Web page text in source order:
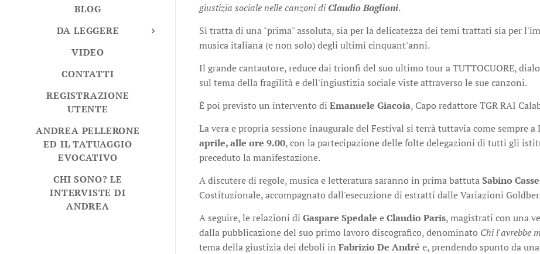
BLOG
DA LEGGERE
VIDEO
CONTATTI
REGISTRAZIONE
UTENTE
ANDREA PELLERONE
ED IL TATUAGGIO
EVOCATIVO
CHI SONO? LE
INTERVISTE DI
ANDREA
giustizia sociale nelle canzoni diClaudio Baglioni.
Si tratta di una "prima" assoluta, sia per la delicatezza dei temi trattati sia per
musica italiana (e non solo) degli ultimi cinquant'anni.
Il grande cantautore, reduce dai trionfi del suo ultimo tour a TUTTOCUORE,
sul tema della fragilità e dell'ingiustizia sociale viste attraverso le sue canzoni.
È poi previsto un intervento di Emanuele Giacoia, Capo redattore TGR RAI
La vera e propria sessione inaugurale del Festival si terrà tuttavia come sempre
aprile, alle ore 9.00, con la partecipazione delle folte delegazioni di tutti gli
preceduto la manifestazione.
A discutere di regole, musica e letteratura saranno in prima battutaSabino
Costituzionale, accompagnato dall'esecuzione di estratti dalle Variazioni
A seguire, le relazioni di Gaspare Spedale eClaudio Paris, magistrati con una
dalla pubblicazione del suo primo lavoro discografico, denominato Chi l'avrebbe
tema della giustizia dei deboli in Fabrizio De André e, prendendo spunto da